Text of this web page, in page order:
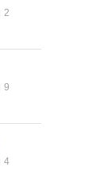
2
9
4